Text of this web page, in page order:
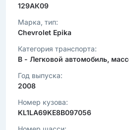
129АК09
Марка, тип:
Chevrolet Epika
Категория транспорта:
B - Легковой автомобиль,
Год выпуска:
2008
Номер кузова:
KL1LA69KE8B097056